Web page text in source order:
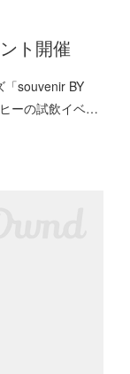
ト開催
「souvenir BY
ーの試飲イベ…